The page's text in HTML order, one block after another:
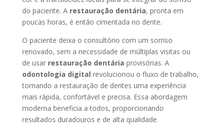
do paciente. A restauração dentária, pronta em
poucas horas, é então cimentada no dente.
O paciente deixa o consultório com um sorriso
renovado, sem a necessidade de múltiplas visitas ou
de usar restauração dentária provisórias. A
odontologia digital revolucionou o fluxo de trabalho,
tornando a restauração de dentes uma experiência
mais rápida, confortável e precisa. Essa abordagem
moderna beneficia a todos, proporcionando
resultados duradouros e de alta qualidade.